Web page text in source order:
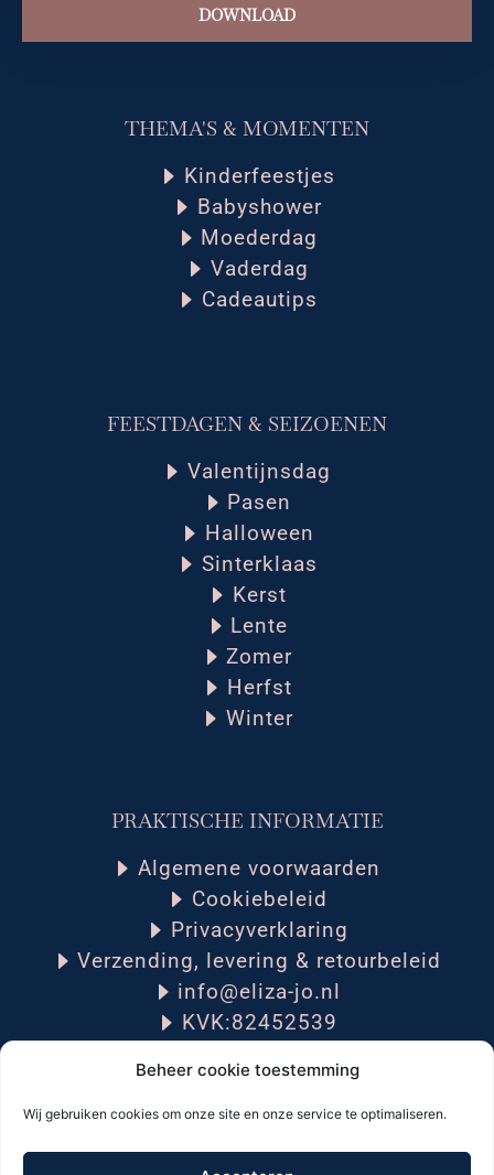
Beheer cookie toestemming
Wij gebruiken cookies om onze site en onze service te optimaliseren.
DOWNLOAD
THEMA'S & MOMENTEN
Kinderfeestjes
Babyshower
Moederdag
Vaderdag
Cadeautips
FEESTDAGEN & SEIZOENEN
Valentijnsdag
Pasen
Halloween
Sinterklaas
Kerst
Lente
Zomer
Herfst
Winter
PRAKTISCHE INFORMATIE
Algemene voorwaarden
Cookiebeleid
Privacyverklaring
Verzending, levering & retourbeleid
info@eliza-jo.nl
KVK:82452539